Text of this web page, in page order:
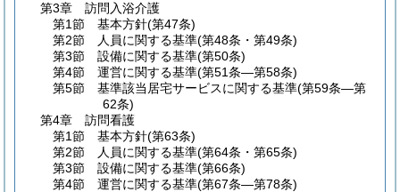
第3章
訪問入浴介護
第1節
基本方針(第47条)
第2節
人員に関する基準(第48条・第49条)
第3節
設備に関する基準(第50条)
第4節
運営に関する基準(第51条―第58条)
第5節
基準該当居宅サービスに関する基準(第59条―第
62条)
第4章
訪問看護
第1節
基本方針(第63条)
第2節
人員に関する基準(第64条・第65条)
第3節
設備に関する基準(第66条)
第4節
運営に関する基準(第67条―第78条)